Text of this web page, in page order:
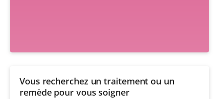
Vous recherchez un traitement ou un
remède pour vous soigner